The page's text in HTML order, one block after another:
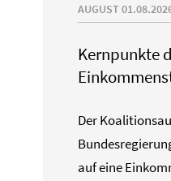
AUGUST
Kernpunkte
Der
auf eine